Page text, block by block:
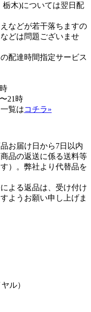
木)については翌日配
などが若干落ちますの
どは問題ございませ
配達時間指定サービス
21時
覧はコチラ»
お届け日から7日以内
品の返送に係る送料等
）。弊社より代替品を
よる返品は、受け付け
ようお願い申し上げま
ル）